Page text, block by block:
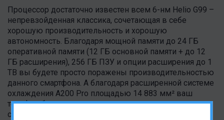
Процессор достаточно известен всем 6-нм Helio G99 –
непревзойденная классика, сочетающая в себе
хорошую производительность и хорошую
автономность. Благодаря мощной памяти до 24 ГБ
оперативной памяти (12 ГБ основной памяти + до 12
ГБ расширения), 256 ГБ ПЗУ и опции расширения до 1
ТВ вы будете просто поражены производительностью
данного смартфона. А благодаря расширенной системе
охлаждения A200 Pro площадью 14 883 мм² ваш
телефон будет всегда оставаться прохладным и
собранным, что означает, что игры - это его стихия.